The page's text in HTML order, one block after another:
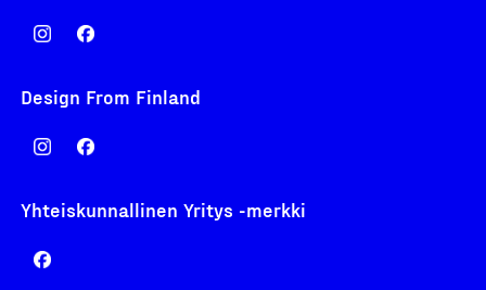
Design From Finland
Yhteiskunnallinen Yritys -merkki